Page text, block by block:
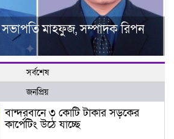
সভাপতি মাহফুজ, সম্পাদক রিপন
সর্বশেষ
জনপ্রিয়
বান্দরবানে ৩ কোটি টাকার সড়কের
কার্পেটিং উঠে যাচ্ছে